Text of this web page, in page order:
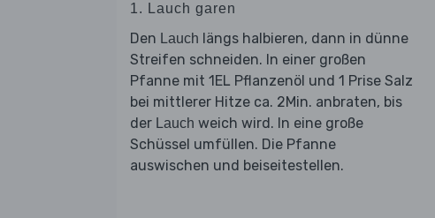
1. Lauch garen
Den Lauch längs halbieren, dann in dünne
Streifen schneiden. In einer großen
Pfanne mit 1EL Pflanzenöl und 1 Prise Salz
bei mittlerer Hitze ca. 2Min. anbraten, bis
der Lauch weich wird. In eine große
Schüssel umfüllen. Die Pfanne
auswischen und beiseitestellen.